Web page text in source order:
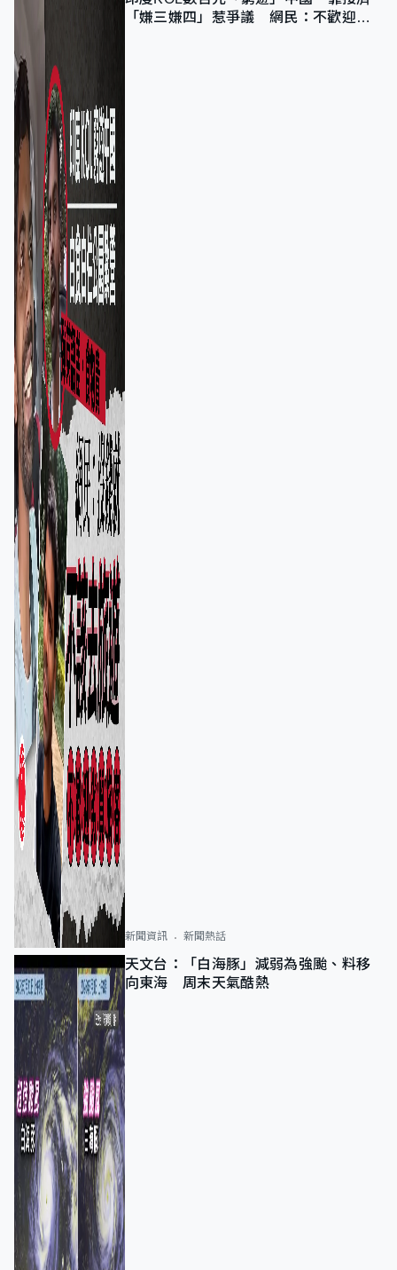
「嫌三嫌四」惹爭議 網民：不歡迎劣
新聞資訊 新聞熱話
天文台：「白海豚」減弱為強颱、料移
向東海 周末天氣酷熱